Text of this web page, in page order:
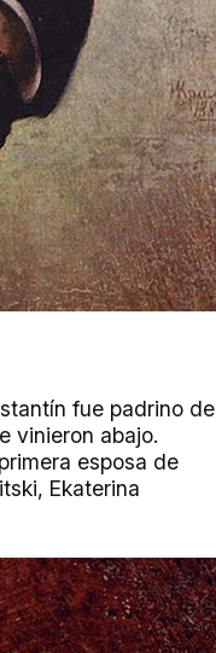
fue padrino de
vinieron abajo.
esposa de
Ekaterina